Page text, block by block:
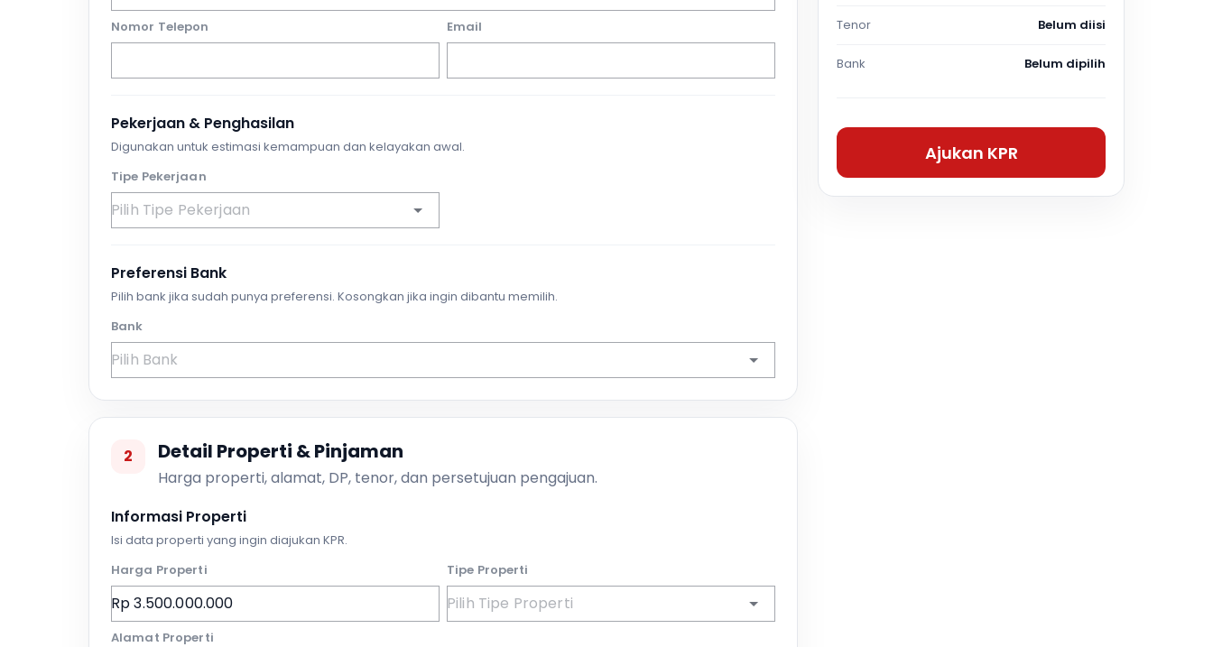
Nomor Telepon Email
Pekerjaan & Penghasilan
Digunakan untuk estimasi kemampuan dan kelayakan awal.
Tipe Pekerjaan
Preferensi Bank
Pilih bank jika sudah punya preferensi. Kosongkan jika ingin dibantu memilih.
Bank
2 Detail Properti & Pinjaman
Harga properti, alamat, DP, tenor, dan persetujuan pengajuan.
Informasi Properti
Isi data properti yang ingin diajukan KPR.
Harga Properti
Tipe Properti
Alamat Properti
Tenor Belum diisi
Bank Belum dipilih
Ajukan KPR